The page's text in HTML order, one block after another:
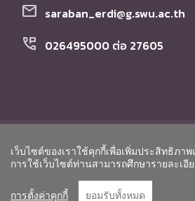
เว็บไซต์ของเราใช้คุกกี้เพื่อเพิ่มประสิทธิภ
การใช้เว็บไซต์ท่านสามารถศึกษารายละเอี
การตั้งค่าคุกกี้ ยอมรับทั้งหมด
mail saraban_erdi@g.swu.ac.th
perm_phone_msg 026495000 ต่อ 27605
© Copyright สถาบันวิจัย พัฒนา
มหาวิทยาลัยศรีนครินทรวิโรฒ. All